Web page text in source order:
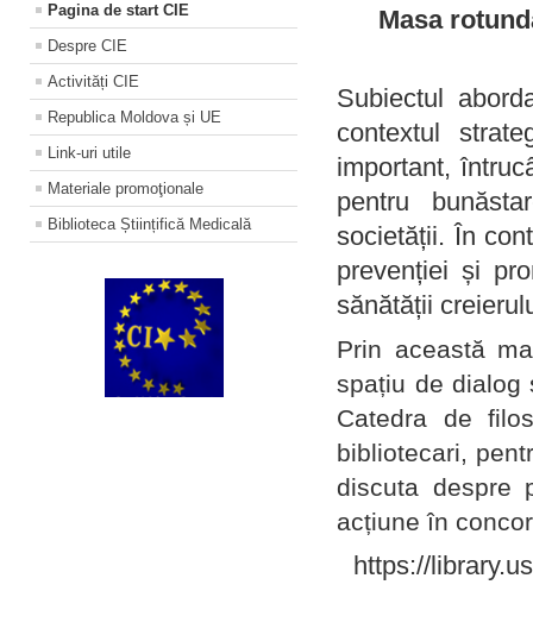
Pagina de start CIE
Despre CIE
Activități CIE
Republica Moldova și UE
Link-uri utile
Materiale promoţionale
Biblioteca Științifică Medicală
Masa
Subiectul
contextul
important,
pentru
societății. În
prevenției și
sănătății
Prin această
spațiu de dialog
Catedra de
bibliotecari,
discuta despre
acțiune în
https://